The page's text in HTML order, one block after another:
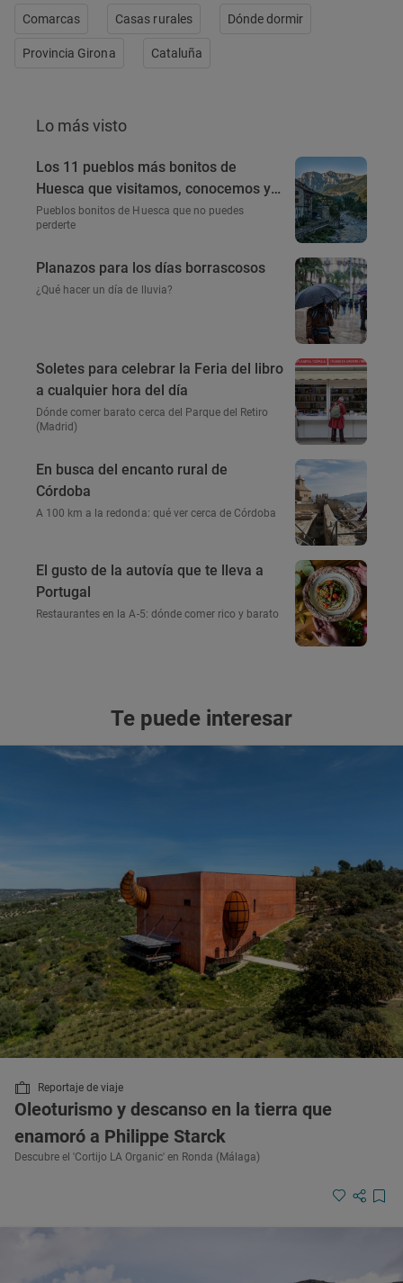
Comarcas Casas rurales Dónde dormir
Provincia Girona Cataluña
Lo más visto
Los 11 pueblos más bonitos de
Huesca que visitamos, conocemos y
amamos
Pueblos bonitos de Huesca que no puedes
perderte
Planazos para los días borrascosos
¿Qué hacer un día de lluvia?
Soletes para celebrar la Feria del libro
a cualquier hora del día
Dónde comer barato cerca del Parque del Retiro
(Madrid)
En busca del encanto rural de
Córdoba
A 100 km a la redonda: qué ver cerca de Córdoba
El gusto de la autovía que te lleva a
Portugal
Restaurantes en la A-5: dónde comer rico y barato
Te puede interesar
Reportaje de viaje
Oleoturismo y descanso en la tierra que
enamoró a Philippe Starck
Descubre el 'Cortijo LA Organic' en Ronda (Málaga)